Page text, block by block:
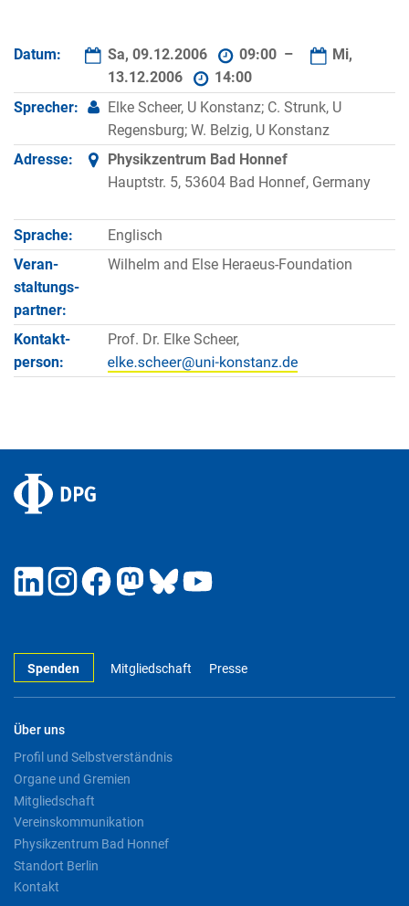
Datum: Sa, 09.12.2006 09:00 –
Mi,
13.12.2006
14:00
Sprecher:
Elke Scheer, U Konstanz; C. Strunk, U
Regensburg; W. Belzig, U Konstanz
Adresse:
Physikzentrum Bad Honnef
Hauptstr. 5, 53604 Bad Honnef, Germany
Sprache:
Englisch
Veran­
staltungs­
partner:
Wilhelm and Else Heraeus-Foundation
Kontakt­
person:
Prof. Dr. Elke Scheer,
Spenden Mitgliedschaft Presse
Über uns
Profil und Selbstverständnis
Organe und Gremien
Mitgliedschaft
Vereinskommunikation
Physikzentrum Bad Honnef
Standort Berlin
Kontakt